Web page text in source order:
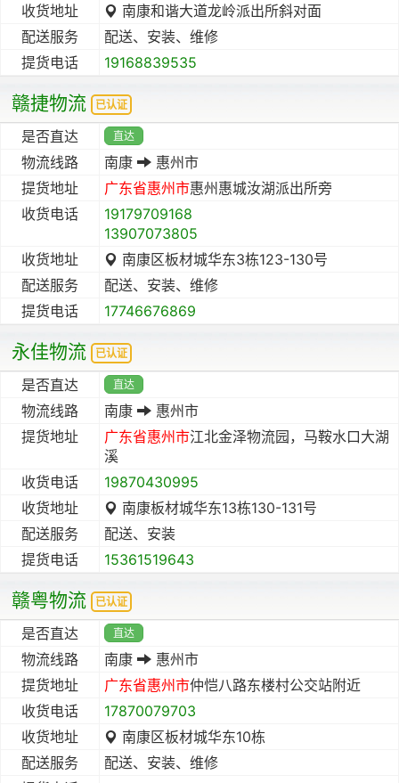
收货地址
南康和谐大道龙岭派出所斜对面
配送服务
配送、安装、维修
提货电话
19168839535
赣捷物流 已认证
是否直达 直达
物流线路 南康
惠州市
提货地址
广东省惠州市惠州惠城汝湖派出所旁
收货电话
19179709168
13907073805
收货地址
南康区板材城华东3栋123-130号
配送服务
配送、安装、维修
提货电话
17746676869
永佳物流 已认证
是否直达 直达
物流线路 南康
惠州市
提货地址
广东省惠州市江北金泽物流园，马鞍水口大湖
溪
收货电话
19870430995
收货地址
南康板材城华东13栋130-131号
配送服务
配送、安装
提货电话
15361519643
赣粤物流 已认证
是否直达 直达
物流线路 南康
惠州市
提货地址
广东省惠州市仲恺八路东楼村公交站附近
收货电话
17870079703
收货地址
南康区板材城华东10栋
配送服务
配送、安装、维修